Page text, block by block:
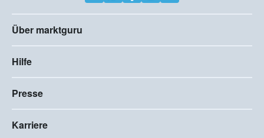
Über marktguru
Hilfe
Presse
Karriere